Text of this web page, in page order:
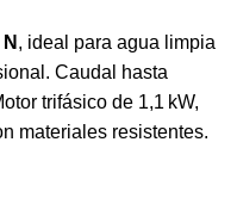
, ideal para agua limpia
Caudal hasta
trifásico de 1,1 kW,
materiales resistentes.